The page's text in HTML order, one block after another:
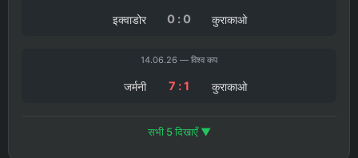
इक्वाडोर 0 : 0 कुराकाओ
14.06.26 — विश्व कप
जर्मनी 7 : 1 कुराकाओ
सभी 5 दिखाएँ ▼